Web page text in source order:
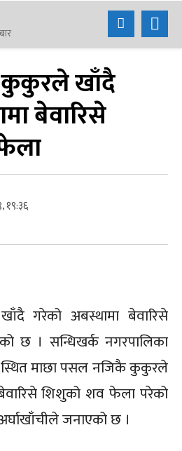
कुकुरले खाँदै
बेवारिसे
१९:३६
गरेको अबस्थामा बेवारिसे
छ । सन्धिखर्क नगरपालिका
स्थित माछा पसल नजिकै कुकुरले
शिशुको शव फेला परेको
जनाएको छ ।